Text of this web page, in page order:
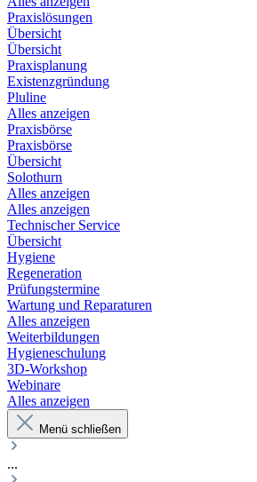
Praxislösungen
Übersicht
Übersicht
Praxisplanung
Existenzgründung
Pluline
Alles anzeigen
Praxisbörse
Praxisbörse
Übersicht
Solothurn
Alles anzeigen
Alles anzeigen
Technischer Service
Übersicht
Hygiene
Regeneration
Prüfungstermine
Wartung und Reparaturen
Alles anzeigen
Weiterbildungen
Hygieneschulung
3D-Workshop
Webinare
Alles anzeigen
Menü schließen
...